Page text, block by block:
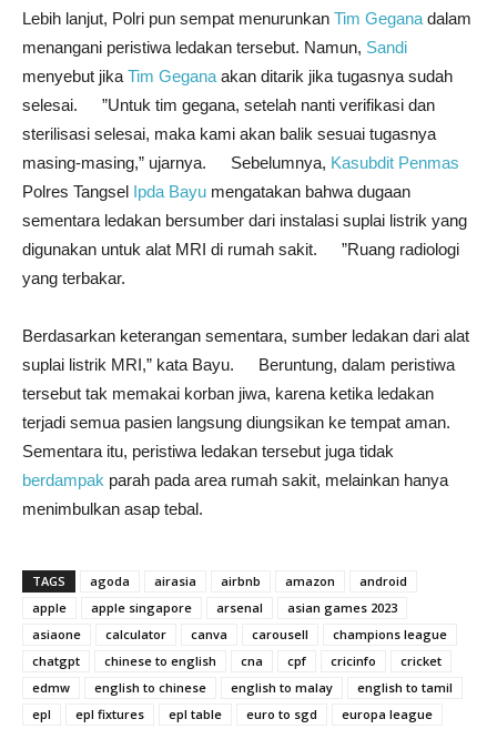
Lebih lanjut, Polri pun sempat menurunkan Tim Gegana dalam
menangani peristiwa ledakan tersebut. Namun, Sandi
menyebut jika Tim Gegana akan ditarik jika tugasnya sudah
selesai. ”Untuk tim gegana, setelah nanti verifikasi dan
sterilisasi selesai, maka kami akan balik sesuai tugasnya
masing-masing,” ujarnya. Sebelumnya, Kasubdit Penmas
Polres Tangsel Ipda Bayu mengatakan bahwa dugaan
sementara ledakan bersumber dari instalasi suplai listrik yang
digunakan untuk alat MRI di rumah sakit. ”Ruang radiologi
yang terbakar.
Berdasarkan keterangan sementara, sumber ledakan dari alat
suplai listrik MRI,” kata Bayu. Beruntung, dalam peristiwa
tersebut tak memakai korban jiwa, karena ketika ledakan
terjadi semua pasien langsung diungsikan ke tempat aman.
Sementara itu, peristiwa ledakan tersebut juga tidak
berdampak parah pada area rumah sakit, melainkan hanya
menimbulkan asap tebal.
TAGS agoda airasia airbnb amazon
android
apple
apple singapore arsenal
asian games 2023
asiaone
calculator canva carousell
champions league
chatgpt
chinese to english cna cpf cricinfo
cricket
edmw
english to chinese english to malay
english to tamil
epl
epl fixtures epl table euro to sgd
europa league